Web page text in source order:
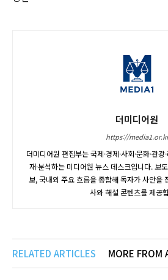
더미디어원
https://media1.or.kr
더미디어원 편집부는 국제·경제·사회·문화·관
재·분석하는 미디어원 뉴스 데스크입니다. 보
보, 국내외 주요 흐름을 종합해 독자가 사안을
사와 해설 콘텐츠를 제공
RELATED ARTICLES MORE FROM